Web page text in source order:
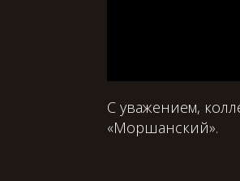
C уважением,
«Моршанский».